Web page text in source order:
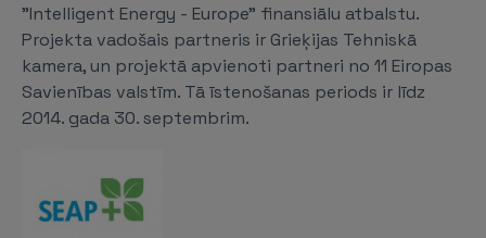
"Intelligent Energy - Europe" finansiālu atbalstu.
Projekta vadošais partneris ir Grieķijas Tehniskā
kamera, un projektā apvienoti partneri no 11 Eiropas
Savienības valstīm. Tā īstenošanas periods ir līdz
2014. gada 30. septembrim.